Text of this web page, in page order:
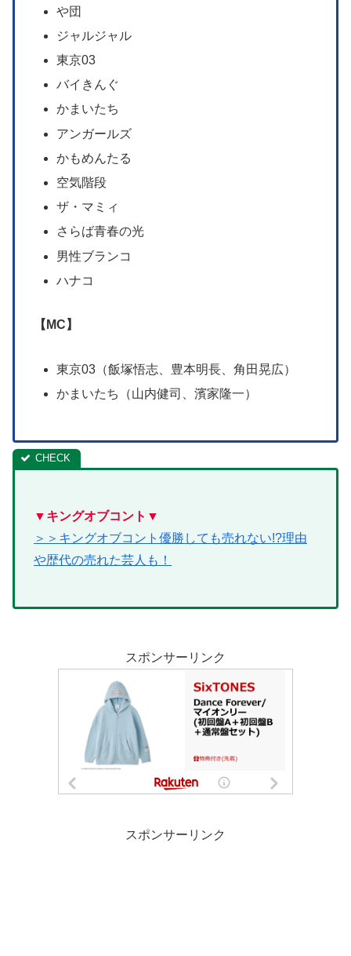
や団
ジャルジャル
東京03
バイきんぐ
かまいたち
アンガールズ
かもめんたる
空気階段
ザ・マミィ
さらば青春の光
男性ブランコ
ハナコ
【MC】
東京03（飯塚悟志、豊本明長、角田晃広）
かまいたち（山内健司、濱家隆一）
▼キングオブコント▼
＞＞キングオブコント優勝しても売れない!?理由
や歴代の売れた芸人も！
スポンサーリンク
スポンサーリンク